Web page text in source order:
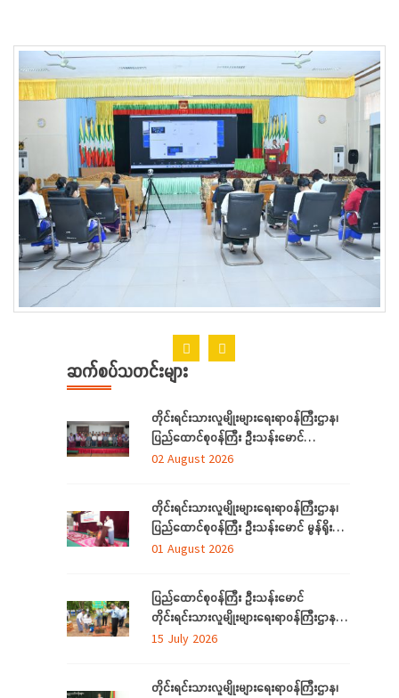
ဆက်စပ်သတင်းများ
တိုင်းရင်းသားလူမျိုးများရေးရာဝန်ကြီးဌာန၊
ပြည်ထောင်စုဝန်ကြီး ဦးသန်းမောင်
ရန်ကုန်တိုင်းဒေသကြီးအတွင်းရှိ
နှင့် တွေ့ဆုံ
02 August 2026
တိုင်းရင်းသားလူမျိုးများရေးရာဝန်ကြီးဌာန၊
ပြည်ထောင်စုဝန်ကြီး ဦးသန်းမောင် မွန်ရိုးရာ
ဝတ်စုံချုပ်လုပ်နည်းသင်တန်းဆင်းပွဲ
01 August 2026
ပြည်ထောင်စုဝန်ကြီး ဦးသန်းမောင်
တိုင်းရင်းသားလူမျိုးများရေးရာဝန်ကြီးဌာန မိုး
ရာသီသစ်ပင်စိုက်ပျိုးပွဲ အခမ်းအနားတက်
15 July 2026
တိုင်းရင်းသားလူမျိုးများရေးရာဝန်ကြီးဌာန၊